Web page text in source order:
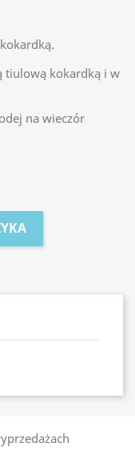
tiulową kokardką i w
na wieczór